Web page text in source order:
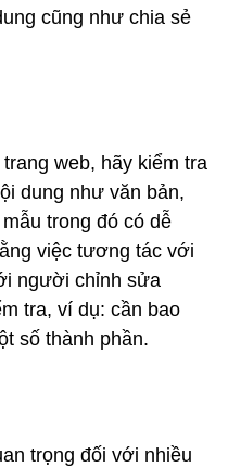
cũng như chia sẻ
web, hãy kiểm tra
dung như văn bản,
trong đó có dễ
việc tương tác với
người chỉnh sửa
tra, ví dụ: cần bao
số thành phần.
trọng đối với nhiều